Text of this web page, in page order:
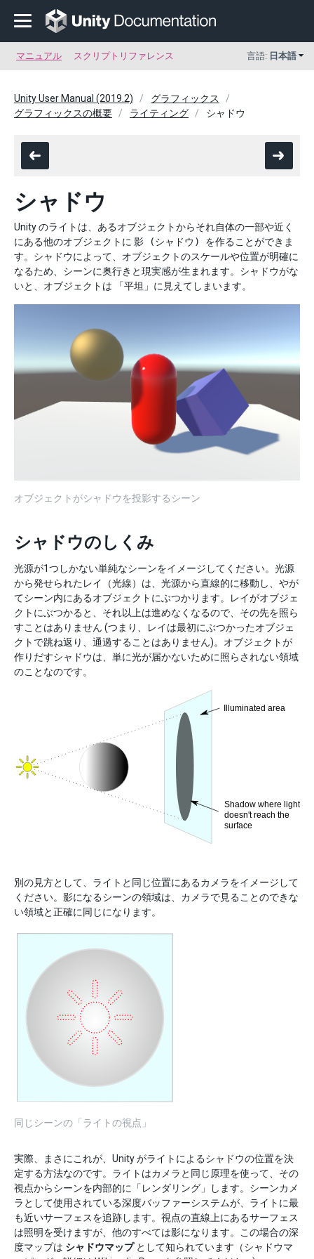
マニュアル スクリプトリファレンス 言語: 日本語
Unity User Manual (2019.2)
グラフィックス
グラフィックスの概要
ライティング シャドウ
シャドウ
Unity のライトは、あるオブジェクトからそれ自体の一部や近く
にある他のオブジェクトに 影 (シャドウ) を作ることができま
す。シャドウによって、オブジェクトのスケールや位置が明確に
なるため、シーンに奥行きと現実感が生まれます。シャドウがな
いと、オブジェクトは 「平坦」に見えてしまいます。
オブジェクトがシャドウを投影するシーン
シャドウのしくみ
光源が1つしかない単純なシーンをイメージしてください。光源
から発せられたレイ（光線）は、光源から直線的に移動し、やが
てシーン内にあるオブジェクトにぶつかります。レイがオブジェ
クトにぶつかると、それ以上は進めなくなるので、その先を照ら
すことはありません (つまり、レイは最初にぶつかったオブジェ
クトで跳ね返り、通過することはありません)。オブジェクトが
作りだすシャドウは、単に光が届かないために照らされない領域
のことなのです。
別の見方として、ライトと同じ位置にあるカメラをイメージして
ください。影になるシーンの領域は、カメラで見ることのできな
い領域と正確に同じになります。
同じシーンの「ライトの視点」
実際、まさにこれが、Unity がライトによるシャドウの位置を決
定する方法なのです。ライトはカメラと同じ原理を使って、その
視点からシーンを内部的に「レンダリング」します。シーンカメ
ラとして使用されている深度バッファーシステムが、ライトに最
も近いサーフェスを追跡します。視点の直線上にあるサーフェス
は照明を受けますが、他のすべては影になります。この場合の深
度マップは シャドウマップとして知られています（シャドウマ